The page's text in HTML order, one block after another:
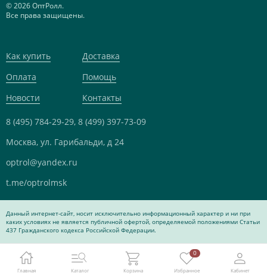
Главная Каталог Корзина
0
Избранное Кабинет
© 2026 ОптРолл.
Все права защищены.
Как купить
Доставка
Оплата
Помощь
Новости
Контакты
8 (495) 784-29-29, 8 (499) 397-73-09
Москва, ул. Гарибальди, д 24
optrol@yandex.ru
t.me/optrolmsk
Данный интернет-сайт, носит исключительно информационный характер и ни при
каких условиях не является публичной офертой, определяемой положениями Статьи
437 Гражданского кодекса Российской Федерации.